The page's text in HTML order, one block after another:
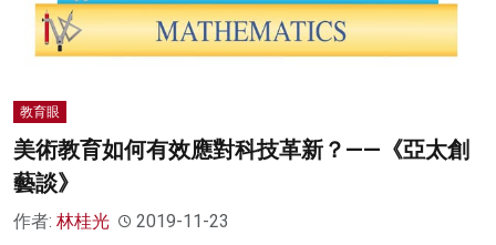
教育眼
美術教育如何有效應對科技革新？——《亞太創
藝談》
作者: 林桂光 2019-11-23